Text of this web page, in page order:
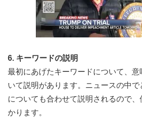
6. キーワードの説明
最初にあげたキーワードについて、
いて説明があります。ニュースの中
についても合わせて説明されるので
かります。